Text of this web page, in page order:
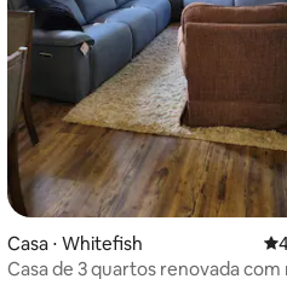
avaliação média de 5, 10
Casa ⋅ Whitefish
Casa de 3 quartos renovada com